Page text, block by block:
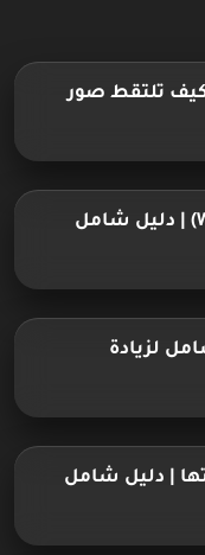
كيف تلتقط صور
توازن اللون الأبيض (White Balance) | دليل شامل
لزيادة
| دليل شامل